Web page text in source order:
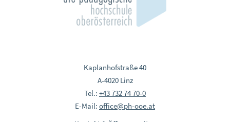
Kaplanhofstraße 40
A-4020 Linz
Tel.: +43 732 74 70-0
E-Mail: office@ph-ooe.at